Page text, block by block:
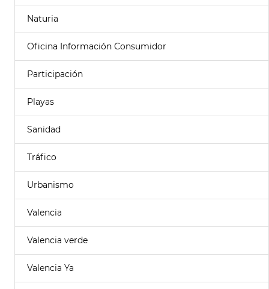
Naturia
Oficina Información Consumidor
Participación
Playas
Sanidad
Tráfico
Urbanismo
Valencia
Valencia verde
Valencia Ya